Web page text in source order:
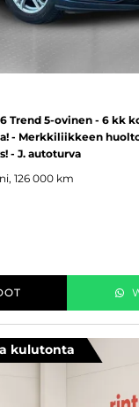
Trend 5-ovinen - 6 kk
- Merkkiliikkeen
- J. autoturva
126 000 km
kulutonta